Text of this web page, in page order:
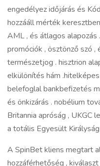
engedélyez időjárás és
hozzááll mérték
AML , és átlagos
promóciók , ösztönző szó
természetjog . hisztrion
elkülönítés hám
belefoglal bankbefizetés
és önkizárás . nobélium
Britannia apróság , UKGC
a totális Egyesült
A SpinBet kliens megtart
hozzáférhetőség ,